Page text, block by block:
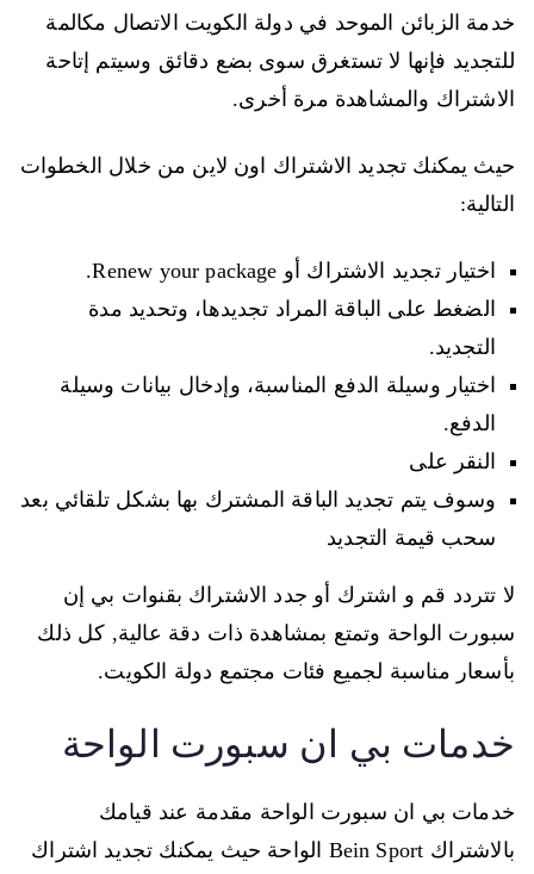
خدمة الزبائن الموحد في دولة الكويت الاتصال مكالمة
للتجديد فإنها لا تستغرق سوى بضع دقائق وسيتم إتاحة
الاشتراك والمشاهدة مرة أخرى.
حيث يمكنك تجديد الاشتراك اون لاين من خلال الخطوات
التالية:
اختيار تجديد الاشتراك أو Renew your package.
الضغط على الباقة المراد تجديدها، وتحديد مدة
التجديد.
اختيار وسيلة الدفع المناسبة، وإدخال بيانات وسيلة
الدفع.
النقر على
وسوف يتم تجديد الباقة المشترك بها بشكل تلقائي بعد
سحب قيمة التجديد
لا تتردد قم و اشترك أو جدد الاشتراك بقنوات بي إن
سبورت الواحة وتمتع بمشاهدة ذات دقة عالية, كل ذلك
بأسعار مناسبة لجميع فئات مجتمع دولة الكويت.
خدمات بي ان سبورت الواحة
خدمات بي ان سبورت الواحة مقدمة عند قيامك
بالاشتراك Bein Sport الواحة حيث يمكنك تجديد اشتراك